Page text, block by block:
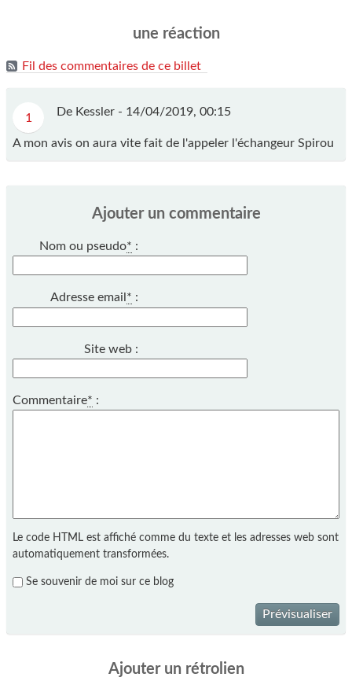
une réaction
Fil des commentaires de ce billet
1 De Kessler - 14/04/2019, 00:15
A mon avis on aura vite fait de l'appeler l'échangeur Spirou
Ajouter un commentaire
Nom ou pseudo* :
Adresse email * :
Site web :
Commentaire* :
Le code HTML est affiché comme du texte et les adresses web sont
automatiquement transformées.
Se souvenir de moi sur ce blog
Prévisualiser
Ajouter un rétrolien